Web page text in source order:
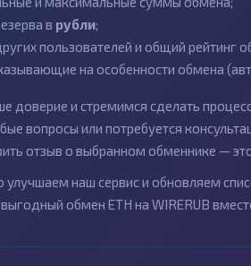
в рубли;
пользователей и общий рейтинг
на особенности обмена
доверие и стремимся сделать
вопросы или потребуется
отзыв о выбранном обменнике —
наш сервис и обновляем
обмен ETH на WIRERUB